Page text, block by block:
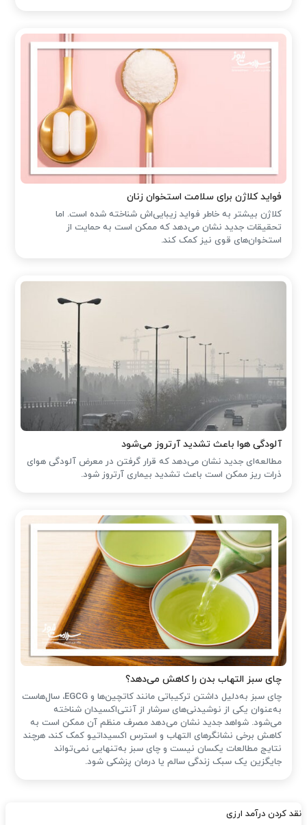
فواید کلاژن برای سلامت استخوان زنان
کلاژن بیشتر به خاطر فواید زیبایی‌اش شناخته شده است. اما
تحقیقات جدید نشان می‌دهد که ممکن است به حمایت از
استخوان‌های قوی نیز کمک کند.
آلودگی هوا باعث تشدید آرتروز می‌شود
مطالعه‌ای جدید نشان می‌دهد که قرار گرفتن در معرض آلودگی هوای
ذرات ریز ممکن است باعث تشدید بیماری آرتروز شود.
چای سبز التهاب بدن را کاهش می‌دهد؟
چای سبز به‌دلیل داشتن ترکیباتی مانند کاتچین‌ها و EGCG، سال‌هاست
به‌عنوان یکی از نوشیدنی‌های سرشار از آنتی‌اکسیدان شناخته
می‌شود. شواهد جدید نشان می‌دهد مصرف منظم آن ممکن است به
کاهش برخی نشانگرهای التهاب و استرس اکسیداتیو کمک کند، هرچند
نتایج مطالعات یکسان نیست و چای سبز به‌تنهایی نمی‌تواند
جایگزین یک سبک زندگی سالم یا درمان پزشکی شود.
نقد کردن درآمد ارزی